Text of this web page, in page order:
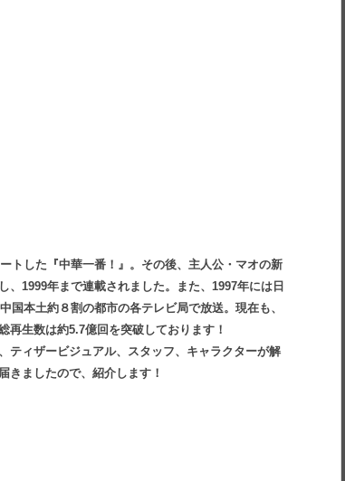
トした『中華一番！』。その後、主人公・マオの新
1999年まで連載されました。また、1997年には日
国本土約８割の都市の各テレビ局で放送。現在も、
再生数は約5.7億回を突破しております！
ティザービジュアル、スタッフ、キャラクターが解
きましたので、紹介します！